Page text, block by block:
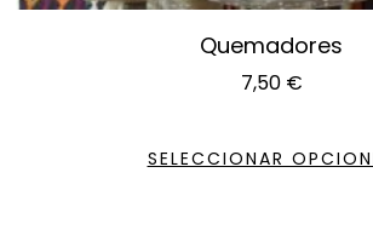
Quemadores
7,50 €
SELECCIONAR